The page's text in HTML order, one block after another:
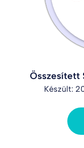
Összesített
Készült: